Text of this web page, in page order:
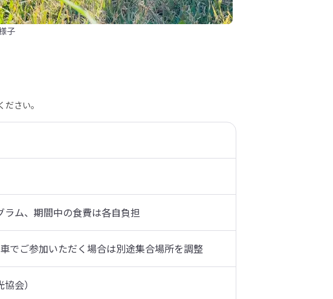
子
さい。
ム、期間中の⾷費は各⾃負担
でご参加いただく場合は別途集合場所を調整
会）